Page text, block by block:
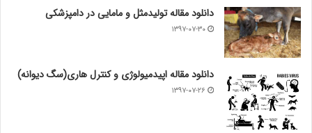
دانلود مقاله تولیدمثل و مامایی در دامپزشکی
۱۳۹۷-۰۷-۳۰
دانلود مقاله اپیدمیولوژی و کنترل هاری(سگ دیوانه)
۱۳۹۷-۰۷-۲۶